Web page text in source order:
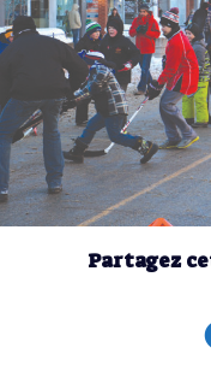
Partagez